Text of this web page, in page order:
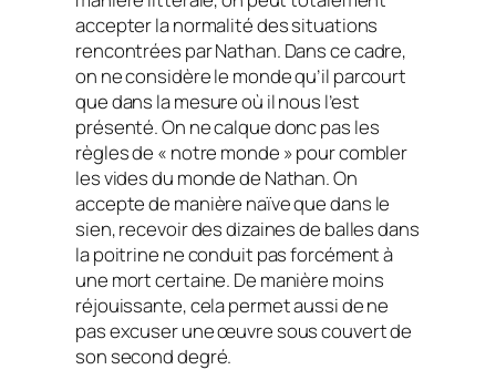
accepter la normalité des situations
rencontrées par Nathan. Dans ce cadre,
on ne considère le monde qu’il parcourt
que dans la mesure où il nous l’est
présenté. On ne calque donc pas les
règles de « notre monde » pour combler
les vides du monde de Nathan. On
accepte de manière naïve que dans le
sien, recevoir des dizaines de balles dans
la poitrine ne conduit pas forcément à
une mort certaine. De manière moins
réjouissante, cela permet aussi de ne
pas excuser une œuvre sous couvert de
son second degré.